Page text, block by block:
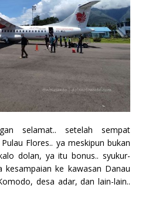
selamat.. setelah sempat
Flores.. ya meskipun bukan
dolan, ya itu bonus.. syukur-
ke kawasan Danau
desa adar, dan lain-lain..